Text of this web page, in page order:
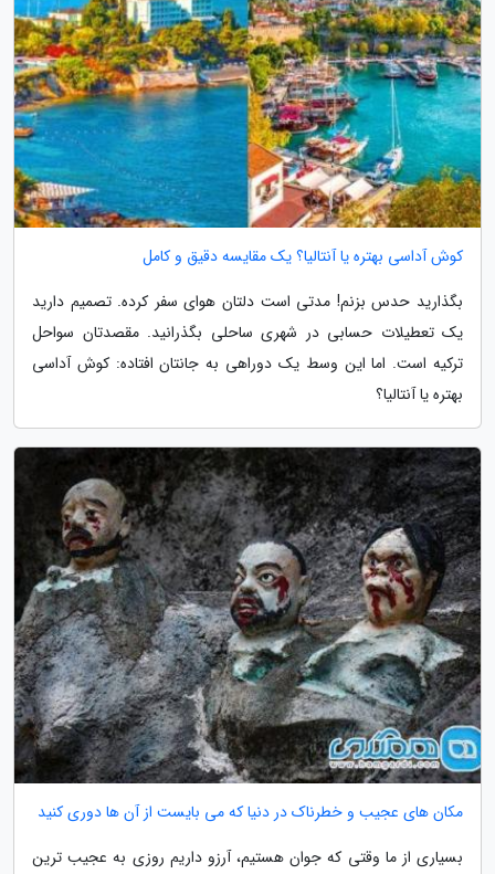
کوش آداسی بهتره یا آنتالیا؟ یک مقایسه دقیق و کامل
بگذارید حدس بزنم! مدتی است دلتان هوای سفر کرده. تصمیم دارید
یک تعطیلات حسابی در شهری ساحلی بگذرانید. مقصدتان سواحل
ترکیه است. اما این وسط یک دوراهی به جانتان افتاده: کوش آداسی
بهتره یا آنتالیا؟
مکان های عجیب و خطرناک در دنیا که می بایست از آن ها دوری کنید
بسیاری از ما وقتی که جوان هستیم، آرزو داریم روزی به عجیب ترین